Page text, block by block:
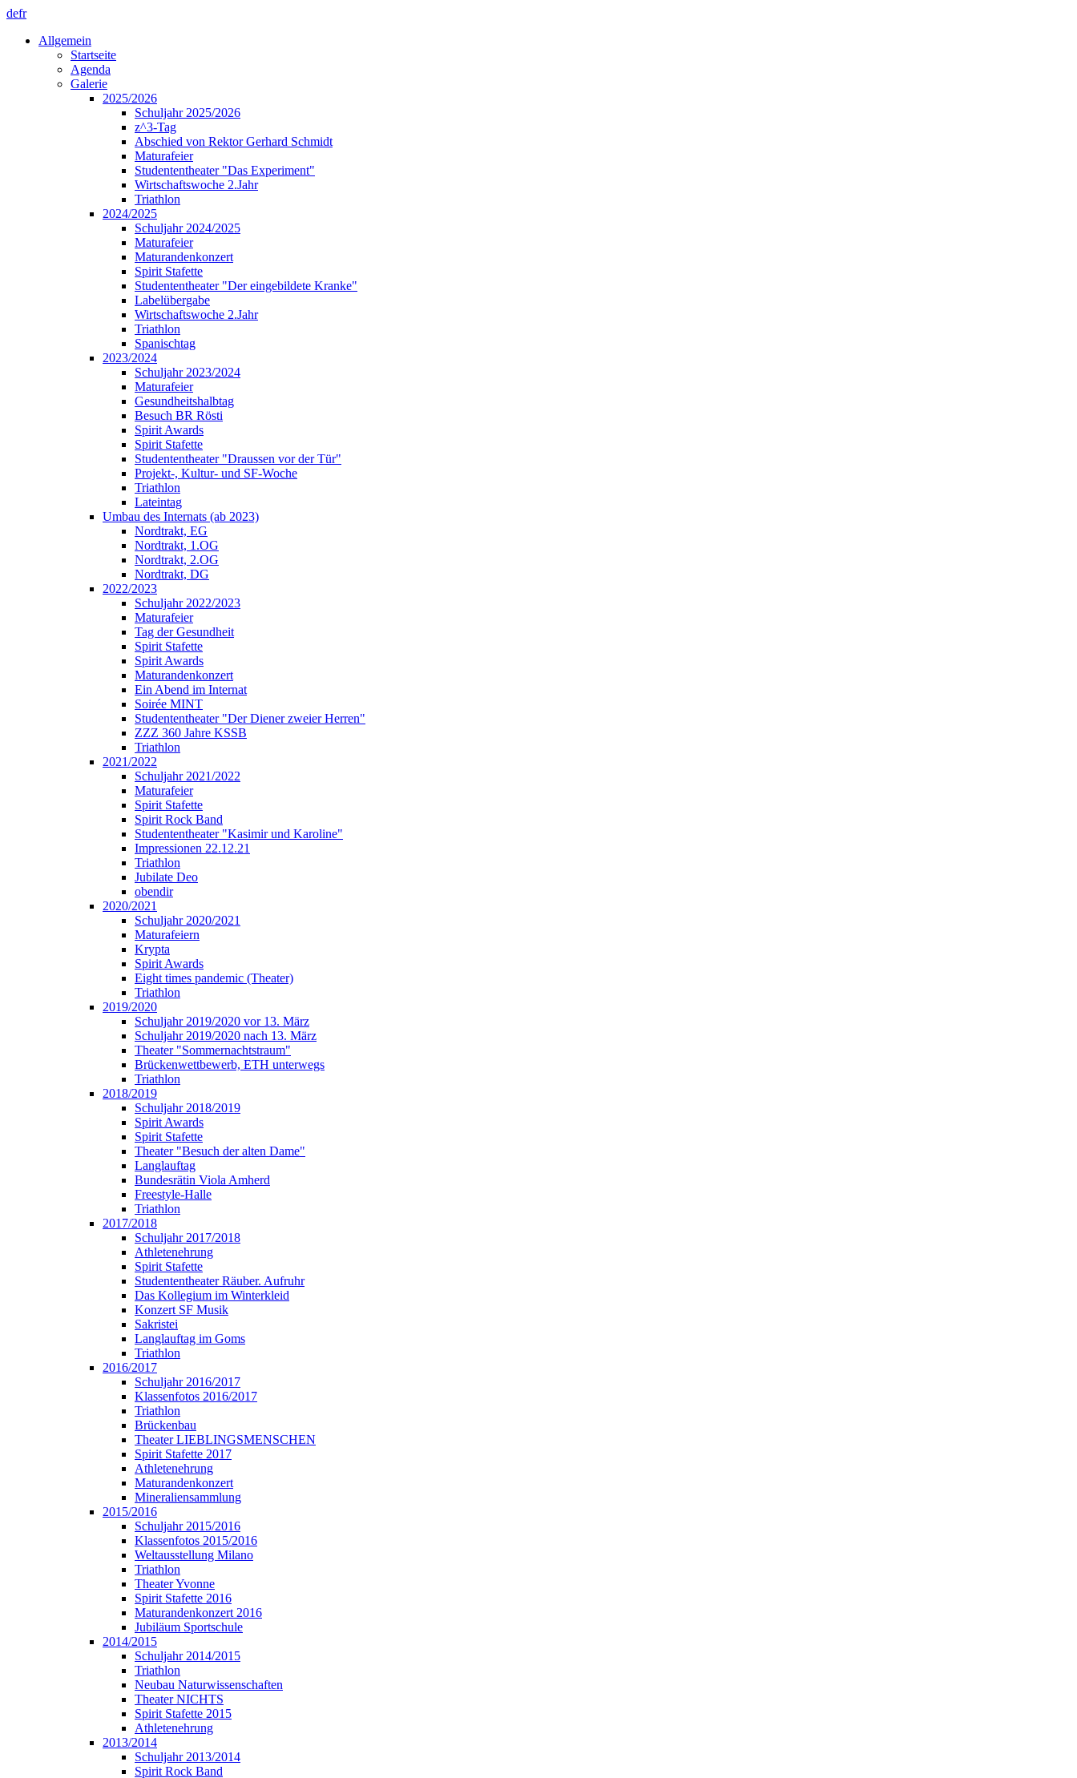
defr
Allgemein
Startseite
Agenda
Galerie
2025/2026
Schuljahr 2025/2026
z^3-Tag
Abschied von Rektor Gerhard Schmidt
Maturafeier
Studententheater "Das Experiment"
Wirtschaftswoche 2.Jahr
Triathlon
2024/2025
Schuljahr 2024/2025
Maturafeier
Maturandenkonzert
Spirit Stafette
Studententheater "Der eingebildete Kranke"
Labelübergabe
Wirtschaftswoche 2.Jahr
Triathlon
Spanischtag
2023/2024
Schuljahr 2023/2024
Maturafeier
Gesundheitshalbtag
Besuch BR Rösti
Spirit Awards
Spirit Stafette
Studententheater "Draussen vor der Tür"
Projekt-, Kultur- und SF-Woche
Triathlon
Lateintag
Umbau des Internats (ab 2023)
Nordtrakt, EG
Nordtrakt, 1.OG
Nordtrakt, 2.OG
Nordtrakt, DG
2022/2023
Schuljahr 2022/2023
Maturafeier
Tag der Gesundheit
Spirit Stafette
Spirit Awards
Maturandenkonzert
Ein Abend im Internat
Soirée MINT
Studententheater "Der Diener zweier Herren"
ZZZ 360 Jahre KSSB
Triathlon
2021/2022
Schuljahr 2021/2022
Maturafeier
Spirit Stafette
Spirit Rock Band
Studententheater "Kasimir und Karoline"
Impressionen 22.12.21
Triathlon
Jubilate Deo
obendir
2020/2021
Schuljahr 2020/2021
Maturafeiern
Krypta
Spirit Awards
Eight times pandemic (Theater)
Triathlon
2019/2020
Schuljahr 2019/2020 vor 13. März
Schuljahr 2019/2020 nach 13. März
Theater "Sommernachtstraum"
Brückenwettbewerb, ETH unterwegs
Triathlon
2018/2019
Schuljahr 2018/2019
Spirit Awards
Spirit Stafette
Theater "Besuch der alten Dame"
Langlauftag
Bundesrätin Viola Amherd
Freestyle-Halle
Triathlon
2017/2018
Schuljahr 2017/2018
Athletenehrung
Spirit Stafette
Studententheater Räuber. Aufruhr
Das Kollegium im Winterkleid
Konzert SF Musik
Sakristei
Langlauftag im Goms
Triathlon
2016/2017
Schuljahr 2016/2017
Klassenfotos 2016/2017
Triathlon
Brückenbau
Theater LIEBLINGSMENSCHEN
Spirit Stafette 2017
Athletenehrung
Maturandenkonzert
Mineraliensammlung
2015/2016
Schuljahr 2015/2016
Klassenfotos 2015/2016
Weltausstellung Milano
Triathlon
Theater Yvonne
Spirit Stafette 2016
Maturandenkonzert 2016
Jubiläum Sportschule
2014/2015
Schuljahr 2014/2015
Triathlon
Neubau Naturwissenschaften
Theater NICHTS
Spirit Stafette 2015
Athletenehrung
2013/2014
Schuljahr 2013/2014
Spirit Rock Band